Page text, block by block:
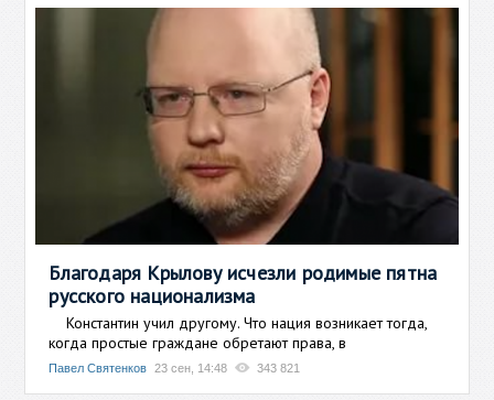
Благодаря Крылову исчезли родимые пятна
русского национализма
Константин учил другому. Что нация возникает тогда,
когда простые граждане обретают права, в
Павел Святенков 23 сен, 14:48 343 821